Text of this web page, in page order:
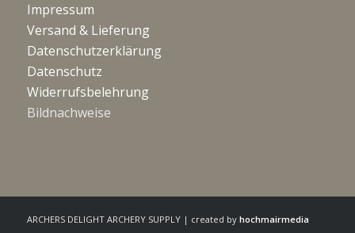
Impressum
Versand & Lieferung
Datenschutzerklärung
Datenschutz
Widerrufsbelehrung
Bildnachweise
ARCHERS DELIGHT ARCHERY SUPPLY | created by hochmairmedia